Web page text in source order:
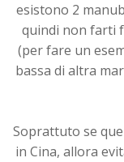
esistono 2
quindi non farti
(per fare un
bassa di altra
Soprattuto se
in Cina, allora